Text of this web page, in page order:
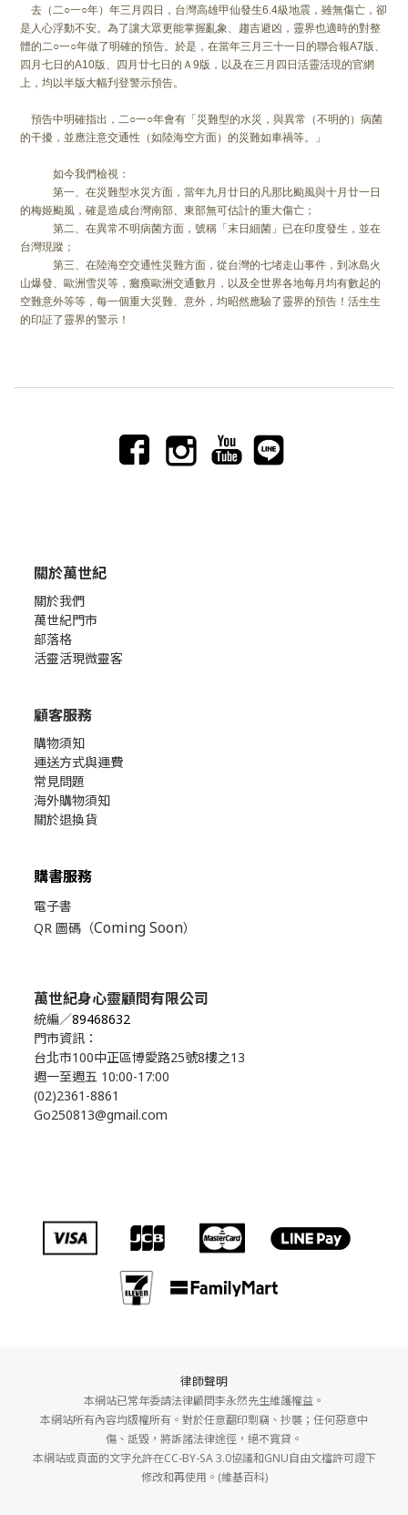
去（二○一○年）年三月四日，台灣高雄甲仙發生6.4級地震，雖無傷亡，卻
是人心浮動不安。為了讓大眾更能掌握亂象、趨吉避凶，靈界也適時的對整
體的二○一○年做了明確的預告。於是，在當年三月三十一日的聯合報A7版、
四月七日的A10版、四月廿七日的Ａ9版，以及在三月四日活靈活現的官網
上，均以半版大幅刋登警示預告。
預告中明確指出，二○一○年會有「災難型的水災，與異常（不明的）病菌
的干擾，並應注意交通性（如陸海空方面）的災難如車禍等。」
如今我們檢視：
第一、在災難型水災方面，當年九月廿日的凡那比颱風與十月廿一日
的梅姬颱風，確是造成台灣南部、東部無可估計的重大傷亡；
第二、在異常不明病菌方面，號稱「末日細菌」已在印度發生，並在
台灣現蹤；
第三、在陸海空交通性災難方面，從台灣的七堵走山事件，到冰島火
山爆發、歐洲雪災等，癱瘓歐洲交通數月，以及全世界各地每月均有數起的
空難意外等等，每一個重大災難、意外，均昭然應驗了靈界的預告！活生生
的印証了靈界的警示！
關於萬世紀
關於我們
萬世紀門市
部落格
活靈活現微靈客
顧客服務
購物須知
運送方式與運費
常見問題
海外購物須知
關於退換貨
購書服務
電子書
QR 圖碼（Coming Soon）
萬世紀身心靈顧問有限公司
統編／89468632
門市資訊：
台北市100中正區博愛路25號8樓之13
週一至週五 10:00-17:00
(02)2361-8861
Go250813@gmail.com
律師聲明
本網站已常年委請法律顧問李永然先生維護權益。
本網站所有內容均版權所有。對於任意翻印剽竊、抄襲；任何惡意中
傷、詆毀，將訴諸法律途徑，絕不寬貸。
本網站或頁面的文字允許在CC-BY-SA 3.0協議和GNU自由文檔許可證下
修改和再使用。(維基百科)